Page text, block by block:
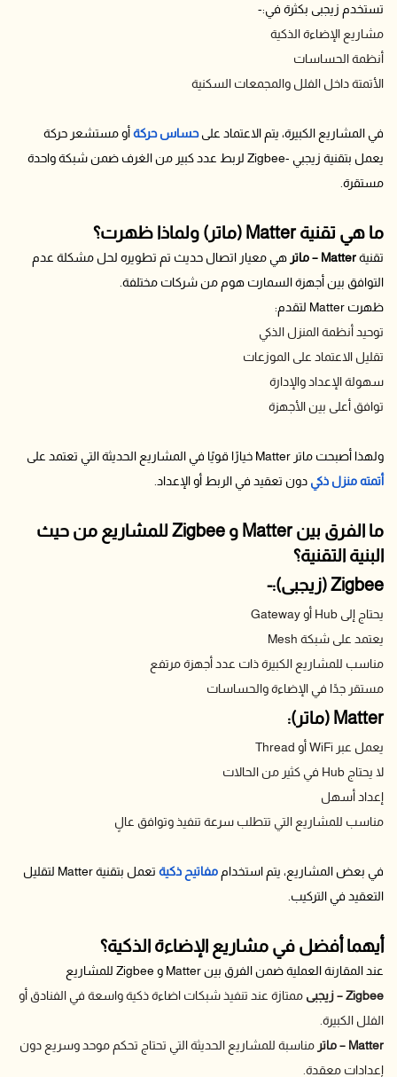
تستخدم زيجبى بكثرة في:-
مشاريع الإضاءة الذكية
أنظمة الحساسات
الأتمتة داخل الفلل والمجمعات السكنية
في المشاريع الكبيرة، يتم الاعتماد علىحساس حركةأو مستشعر حركة
يعمل بتقنية زيجبي -Zigbee لربط عدد كبير من الغرف ضمن شبكة واحدة
مستقرة.
ما هي تقنية Matter (ماتر) ولماذا ظهرت؟
تقنيةMatter – ماتر
هي معيار اتصال حديث تم تطويره لحل مشكلة عدم
التوافق بين أجهزة السمارت هوم من شركات مختلفة.
ظهرت Matter لتقدم:
توحيد أنظمة المنزل الذكي
تقليل الاعتماد على الموزعات
سهولة الإعداد والإدارة
توافق أعلى بين الأجهزة
ولهذا أصبحت ماتر Matter خيارًا قويًا في المشاريع الحديثة التي تعتمد على
أتمته منزل ذكي دون تعقيد في الربط أو الإعداد.
ما الفرق بين Matter و Zigbee للمشاريع من حيث
البنية التقنية؟
Zigbee (زيجبى):-
يحتاج إلى Hub أو Gateway
يعتمد على شبكة Mesh
مناسب للمشاريع الكبيرة ذات عدد أجهزة مرتفع
مستقر جدًا في الإضاءة والحساسات
Matter (ماتر):
يعمل عبر WiFi أو Thread
لا يحتاج Hub في كثير من الحالات
إعداد أسهل
مناسب للمشاريع التي تتطلب سرعة تنفيذ وتوافق عالٍ
في بعض المشاريع، يتم استخدام مفاتيح ذكية
تعمل بتقنية Matter لتقليل
التعقيد في التركيب.
أيهما أفضل في مشاريع الإضاءة الذكية؟
عند المقارنة العملية ضمن الفرق بين Matter و Zigbee للمشاريع
Zigbee – زيجبى
ممتازة عند تنفيذ شبكات اضاءة ذكيةواسعة في الفنادق أو
الفلل الكبيرة.
Matter – ماتر
مناسبة للمشاريع الحديثة التي تحتاج تحكم موحد وسريع دون
إعدادات معقدة.